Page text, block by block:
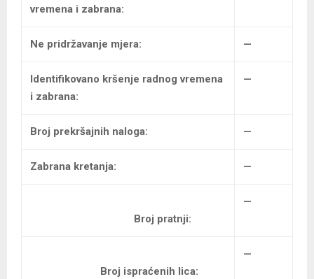
vremena i zabrana:
Ne pridržavanje mjera: —
Identifikovano kršenje radnog vremena
i zabrana:
—
Broj prekršajnih naloga: —
Zabrana kretanja: —
Broj pratnji:
—
Broj ispraćenih lica:
—